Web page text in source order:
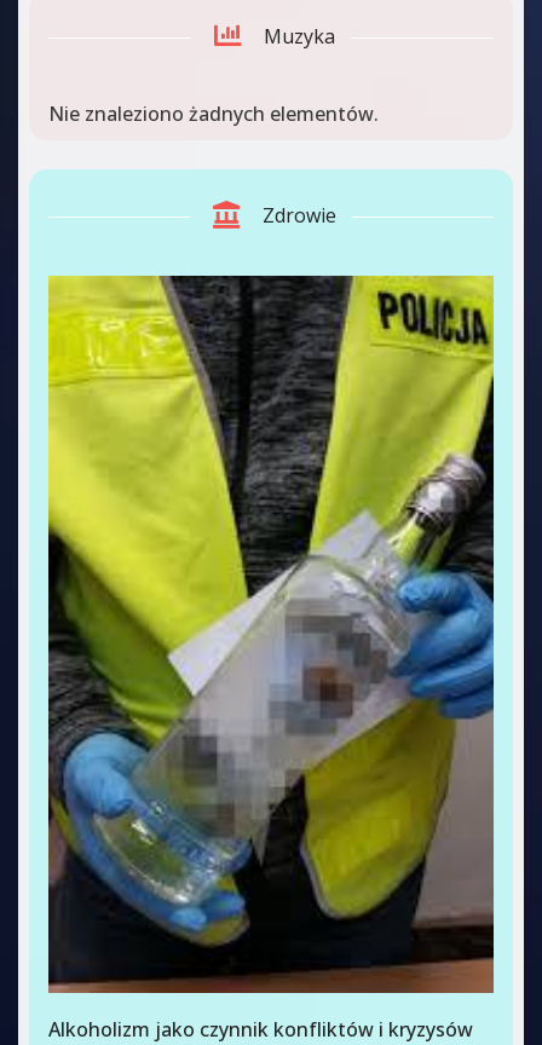
Muzyka
Nie znaleziono żadnych elementów.
Zdrowie
Alkoholizm jako czynnik konfliktów i kryzysów